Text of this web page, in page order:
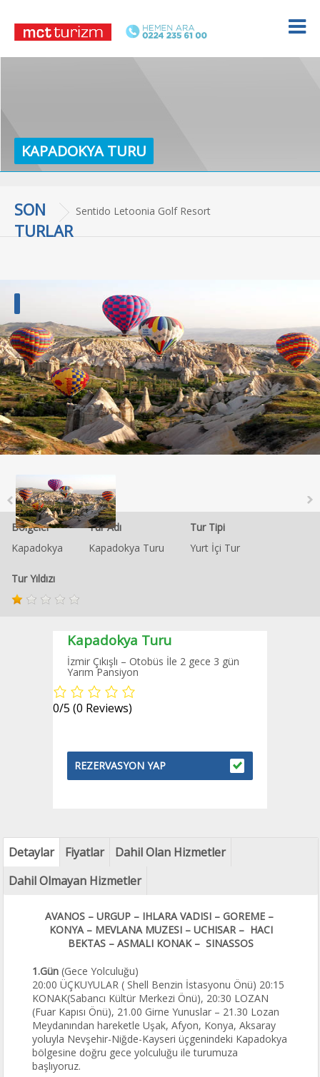
KAPADOKYA TURU
SON
TURLAR
Termal Otel Konaklamalı Uludağ Kayak Turu
Bölgeler
Kapadokya
Tur Adı
Kapadokya Turu
Tur Tipi
Yurt İçi Tur
Tur Yıldızı
Kapadokya Turu
İzmir Çıkışlı – Otobüs İle 2 gece 3 gün
Yarım Pansiyon
0/5 (0 Reviews)
REZERVASYON YAP
Detaylar Fiyatlar
Dahil Olan Hizmetler
Dahil Olmayan Hizmetler
AVANOS – URGUP – IHLARA VADISI – GOREME –
KONYA – MEVLANA MUZESI – UCHISAR – HACI
BEKTAS – ASMALI KONAK – SINASSOS
1.Gün(Gece Yolculuğu)
20:00 ÜÇKUYULAR ( Shell Benzin İstasyonu Önü) 20:15
KONAK(Sabancı Kültür Merkezi Önü), 20:30 LOZAN
(Fuar Kapısı Önü), 21.00 Girne Yunuslar – 21.30 Lozan
Meydanından hareketle Uşak, Afyon, Konya, Aksaray
yoluyla Nevşehir-Niğde-Kayseri üçgenindeki Kapadokya
bölgesine doğru gece yolculuğu ile turumuza
başlıyoruz.